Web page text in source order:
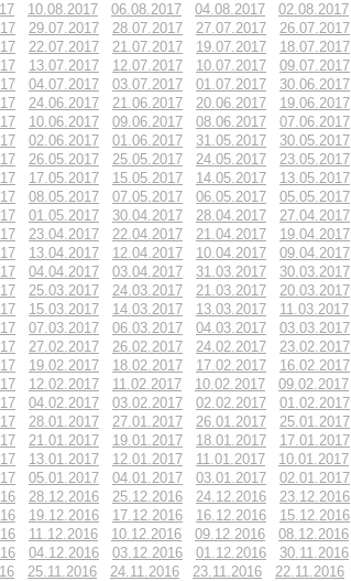
10.08.2017 06.08.2017 04.08.2017 02.08.2017
29.07.2017 28.07.2017 27.07.2017 26.07.2017
22.07.2017 21.07.2017 19.07.2017 18.07.2017
13.07.2017 12.07.2017 10.07.2017 09.07.2017
04.07.2017 03.07.2017 01.07.2017 30.06.2017
24.06.2017 21.06.2017 20.06.2017 19.06.2017
10.06.2017 09.06.2017 08.06.2017 07.06.2017
02.06.2017 01.06.2017 31.05.2017 30.05.2017
26.05.2017 25.05.2017 24.05.2017 23.05.2017
17.05.2017 15.05.2017 14.05.2017 13.05.2017
08.05.2017 07.05.2017 06.05.2017 05.05.2017
01.05.2017 30.04.2017 28.04.2017 27.04.2017
23.04.2017 22.04.2017 21.04.2017 19.04.2017
13.04.2017 12.04.2017 10.04.2017 09.04.2017
04.04.2017 03.04.2017 31.03.2017 30.03.2017
25.03.2017 24.03.2017 21.03.2017 20.03.2017
15.03.2017 14.03.2017 13.03.2017 11.03.2017
07.03.2017 06.03.2017 04.03.2017 03.03.2017
27.02.2017 26.02.2017 24.02.2017 23.02.2017
19.02.2017 18.02.2017 17.02.2017 16.02.2017
12.02.2017 11.02.2017 10.02.2017 09.02.2017
04.02.2017 03.02.2017 02.02.2017 01.02.2017
28.01.2017 27.01.2017 26.01.2017 25.01.2017
21.01.2017 19.01.2017 18.01.2017 17.01.2017
13.01.2017 12.01.2017 11.01.2017 10.01.2017
05.01.2017 04.01.2017 03.01.2017 02.01.2017
28.12.2016 25.12.2016 24.12.2016 23.12.2016
19.12.2016 17.12.2016 16.12.2016 15.12.2016
11.12.2016 10.12.2016 09.12.2016 08.12.2016
04.12.2016 03.12.2016 01.12.2016 30.11.2016
25.11.2016 24.11.2016 23.11.2016 22.11.2016